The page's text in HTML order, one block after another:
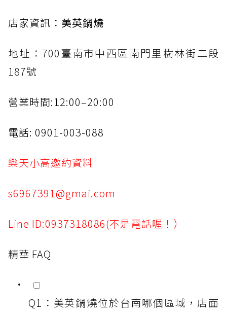
店家資訊： 美英鍋燒
地址：700臺南市中西區南門里樹林街二段
187號
營業時間:12:00–20:00
電話: 0901-003-088
樂天小高邀約資料
s6967391@gmai.com
Line ID:0937318086(不是電話喔！）
精華 FAQ
Q1：美英鍋燒位於台南哪個區域，店面